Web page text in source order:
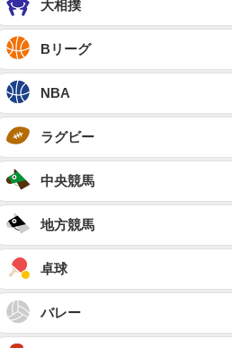
大相撲
Bリーグ
NBA
ラグビー
中央競馬
地方競馬
卓球
バレー